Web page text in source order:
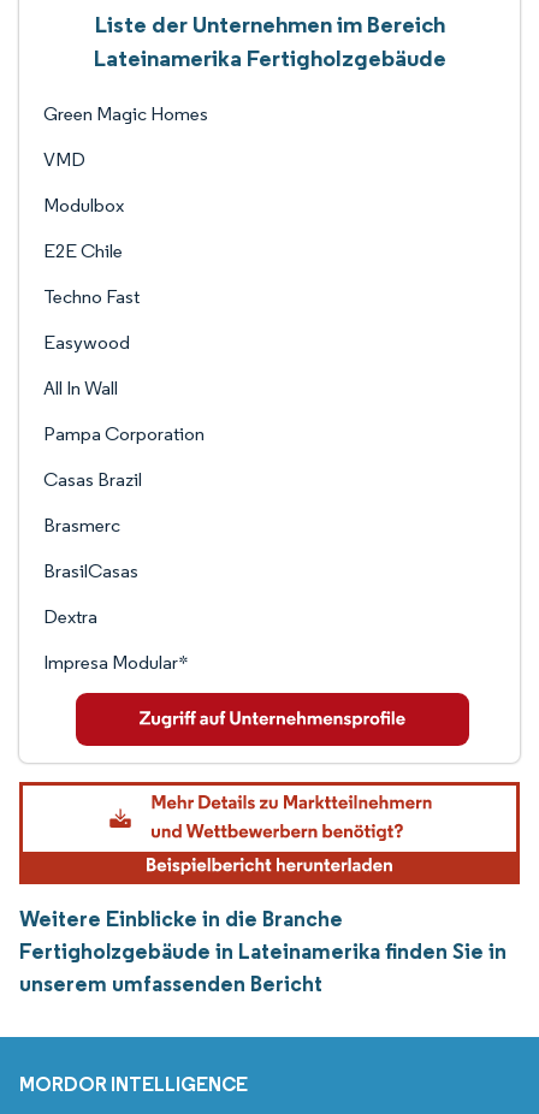
Liste der Unternehmen im Bereich
Lateinamerika Fertigholzgebäude
Green Magic Homes
VMD
Modulbox
E2E Chile
Techno Fast
Easywood
All In Wall
Pampa Corporation
Casas Brazil
Brasmerc
BrasilCasas
Dextra
Impresa Modular*
Weitere Einblicke in die Branche
Fertigholzgebäude in Lateinamerika finden Sie in
unserem umfassenden Bericht
MORDOR INTELLIGENCE